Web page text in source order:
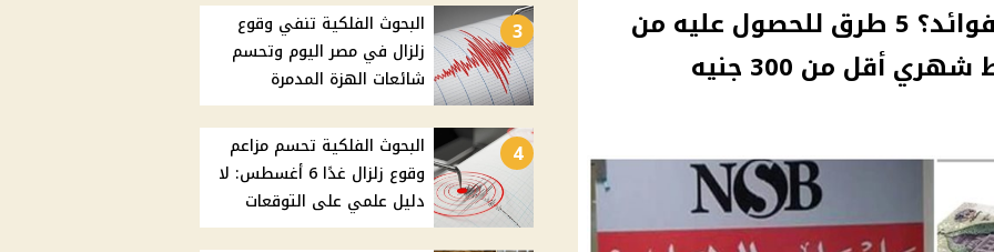
هل تبحث عن قرض بدون فوائد؟ 5 طرق للحصول عليه من
أقل من 300 جنيه
3
البحوث الفلكية تنفي وقوع
زلزال في مصر اليوم وتحسم
شائعات الهزة المدمرة
4
البحوث الفلكية تحسم مزاعم
وقوع زلزال غدًا 6 أغسطس: لا
دليل علمي على التوقعات